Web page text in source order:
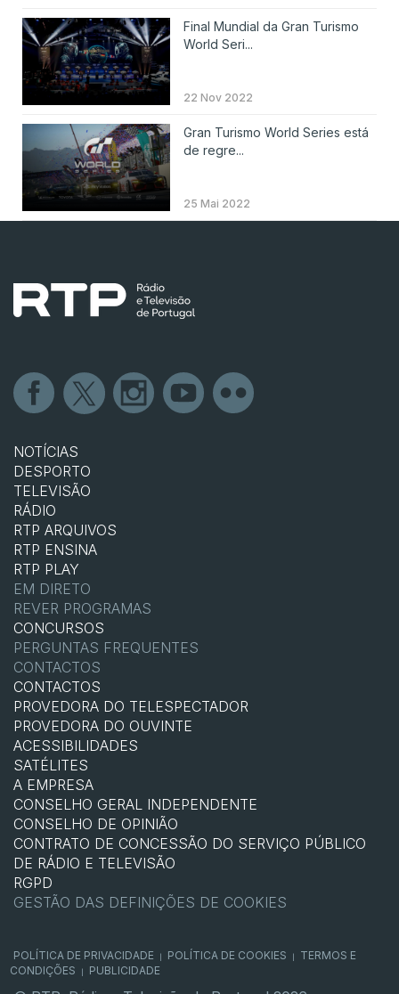
Final Mundial da Gran Turismo
World Seri...
22 Nov 2022
Gran Turismo World Series está
de regre...
25 Mai 2022
NOTÍCIAS
DESPORTO
TELEVISÃO
RÁDIO
RTP ARQUIVOS
RTP ENSINA
RTP PLAY
EM DIRETO
REVER PROGRAMAS
CONCURSOS
PERGUNTAS FREQUENTES
CONTACTOS
CONTACTOS
PROVEDORA DO TELESPECTADOR
PROVEDORA DO OUVINTE
ACESSIBILIDADES
SATÉLITES
A EMPRESA
CONSELHO GERAL INDEPENDENTE
CONSELHO DE OPINIÃO
CONTRATO DE CONCESSÃO DO SERVIÇO PÚBLICO
DE RÁDIO E TELEVISÃO
RGPD
GESTÃO DAS DEFINIÇÕES DE COOKIES
POLÍTICA DE PRIVACIDADE POLÍTICA DE COOKIES
TERMOS E
CONDIÇÕES
PUBLICIDADE